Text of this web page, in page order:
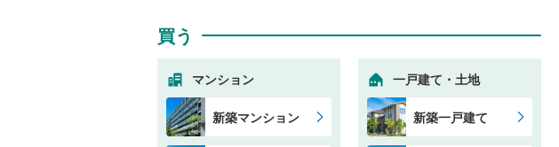
買う
マンション
新築マンション
一戸建て・土地
新築一戸建て